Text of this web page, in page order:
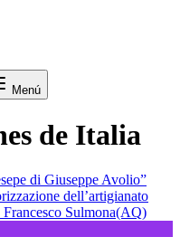
Menú
de Italia